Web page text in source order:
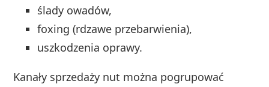
ślady owadów,
foxing (rdzawe przebarwienia),
uszkodzenia oprawy.
Kanały sprzedaży nut można pogrupować